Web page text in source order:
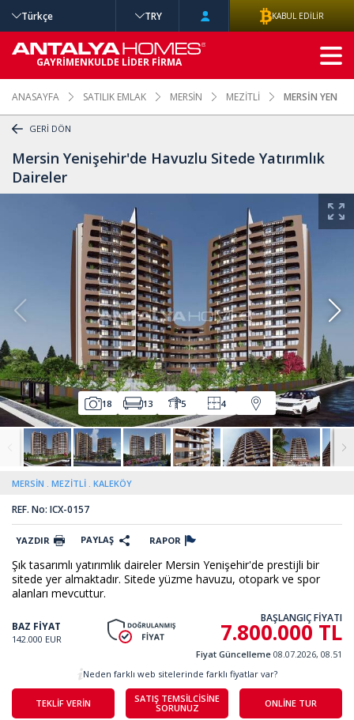
ANASAYFA SATILIK EMLAK MERSİN MEZİTLİ MERSİN
GERİ DÖN
Mersin Yenişehir'de Havuzlu Sitede Yatırımlık
Daireler
18 13 5 4
MERSİN MEZİTLİ KALEKÖY
REF. No: ICX-0157
YAZDIR PAYLAŞ RAPOR
Şık tasarımlı yatırımlık daireler Mersin Yenişehir'de prestijli bir
sitede yer almaktadır. Sitede yüzme havuzu, otopark ve spor
alanları mevcuttur.
BAZ FİYAT
142.000 EUR
BAŞLANGIÇ FİYATI
7.800.000 TL
Fiyat Güncelleme 08.07.2026, 08.51
TEKLİF VERİN
SATIŞ TEMSİLCİSİNE
SORUNUZ
ONLİNE TUR
Neden farklı web sitelerinde farklı fiyatlar var?
Türkçe TRY KABUL EDİLİR
GAYRİMENKULDE LİDER FİRMA
GELİŞMİŞ
ARAMA